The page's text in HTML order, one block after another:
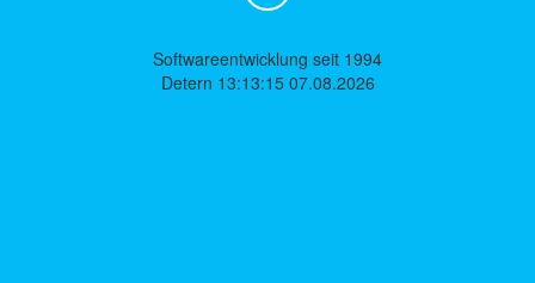
Softwareentwicklung seit 1994
Detern 13:13:15 07.08.2026